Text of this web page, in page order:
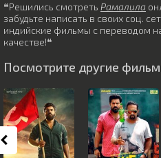
❝Решились смотреть Рамалила
забудьте написать в своих соц.
индийские фильмы с переводом
качестве!❝
Посмотрите другие